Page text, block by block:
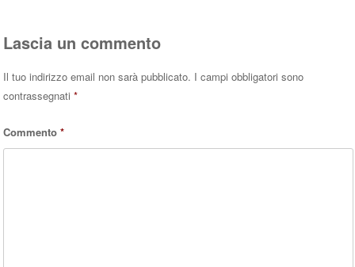
Lascia un commento
Il tuo indirizzo email non sarà pubblicato. I campi obbligatori sono
contrassegnati*
Commento*